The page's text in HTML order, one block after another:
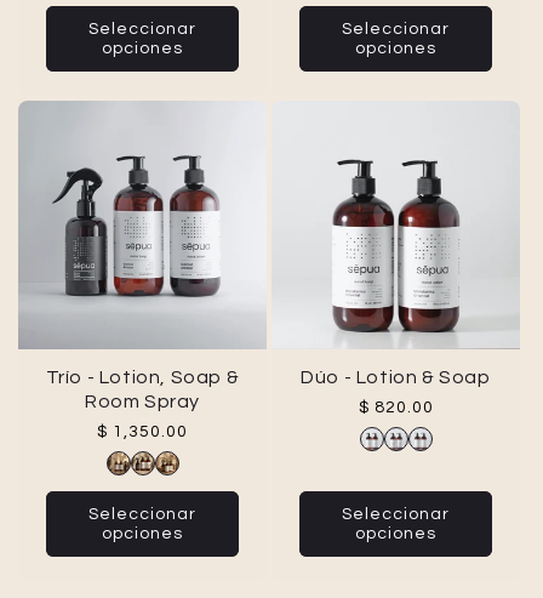
Seleccionar
opciones
Seleccionar
opciones
Trío - Lotion, Soap &
Room Spray
Precio habitual
$ 1,350.00
Seleccionar
opciones
Dúo - Lotion & Soap
Precio habitual
$ 820.00
Seleccionar
opciones